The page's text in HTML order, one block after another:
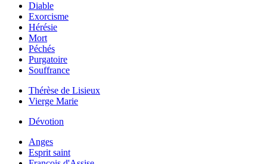
Diable
Exorcisme
Hérésie
Mort
Péchés
Purgatoire
Souffrance
Thérèse de Lisieux
Vierge Marie
Dévotion
Anges
Esprit saint